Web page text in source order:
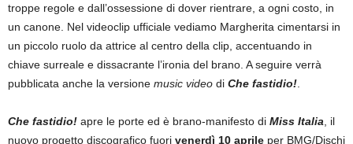
troppe regole e dall’ossessione di dover rientrare, a ogni costo, in
un canone. Nel videoclip ufficiale vediamo Margherita cimentarsi in
un piccolo ruolo da attrice al centro della clip, accentuando in
chiave surreale e dissacrante l’ironia del brano. A seguire verrà
pubblicata anche la versione music video di Che fastidio!
Che fastidio! apre le porte ed è brano-manifesto di Miss Italia , il
nuovo progetto discografico fuori venerdì 10 aprile per BMG/Dischi